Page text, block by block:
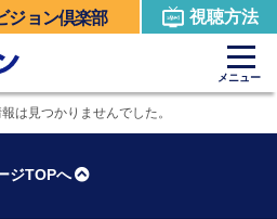
ジョン倶楽部 視聴方法
メニュー
は見つかりませんでした。
ジTOPへ